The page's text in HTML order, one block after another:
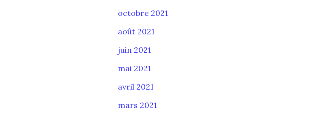
octobre 2021
août 2021
juin 2021
mai 2021
avril 2021
mars 2021